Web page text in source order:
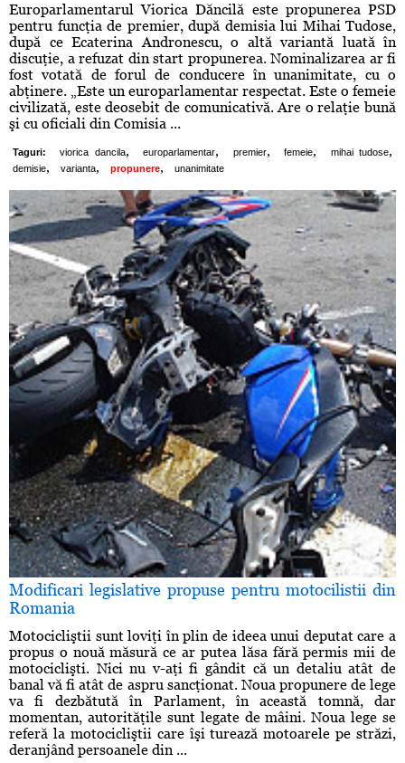
Europarlamentarul Viorica Dăncilă este propunerea PSD
pentru funcţia de premier, după demisia lui Mihai Tudose,
după ce Ecaterina Andronescu, o altă variantă luată în
discuţie, a refuzat din start propunerea. Nominalizarea ar fi
fost votată de forul de conducere în unanimitate, cu o
abţinere. „Este un europarlamentar respectat. Este o femeie
civilizată, este deosebit de comunicativă. Are o relaţie bună
şi cu oficiali din Comisia ...
Taguri: viorica dancila, europarlamentar, premier, femeie, mihai tudose,
demisie, varianta, propunere, unanimitate
Modificari legislative propuse pentru motocilistii din
Romania
Motocicliştii sunt loviţi în plin de ideea unui deputat care a
propus o nouă măsură ce ar putea lăsa fără permis mii de
motociclişti. Nici nu v-aţi fi gândit că un detaliu atât de
banal vă fi atât de aspru sancţionat. Noua propunere de lege
va fi dezbătută în Parlament, în această tomnă, dar
momentan, autorităţile sunt legate de mâini. Noua lege se
referă la motocicliştii care îşi turează motoarele pe străzi,
deranjând persoanele din ...